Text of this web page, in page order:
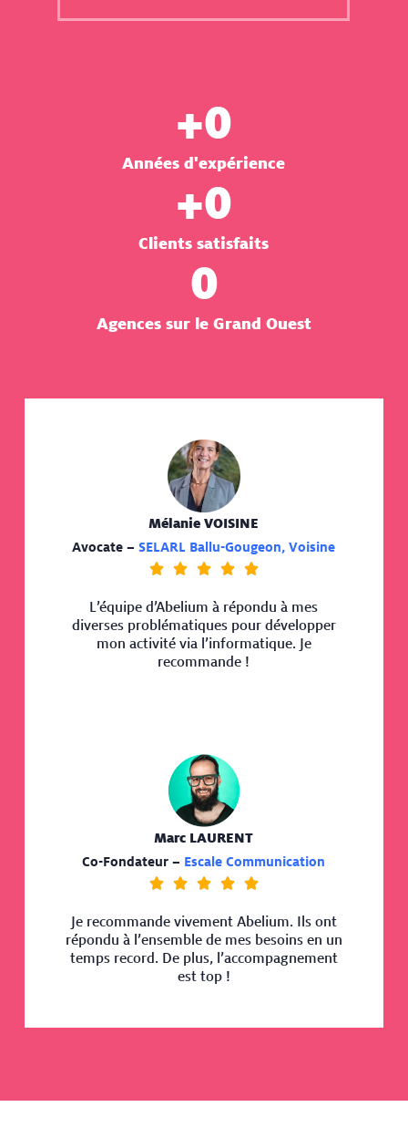
Années d'expérience
+0
Clients satisfaits
+0
Agences sur le Grand Ouest
0
Mélanie VOISINE
Avocate –SELARL Ballu-Gougeon, Voisine

   
L’équipe d’Abelium à répondu à mes
diverses problématiques pour développer
mon activité via l’informatique. Je
recommande !
Marc LAURENT
Co-Fondateur – Escale Communication

   
Je recommande vivement Abelium. Ils ont
répondu à l’ensemble de mes besoins en un
temps record. De plus, l’accompagnement
est top !